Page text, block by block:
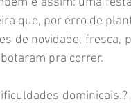
que, por erro de
de novidade, fresca,
pra correr.